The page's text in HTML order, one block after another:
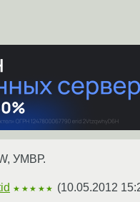
УМВР.
★★★★★ (10.05.2012